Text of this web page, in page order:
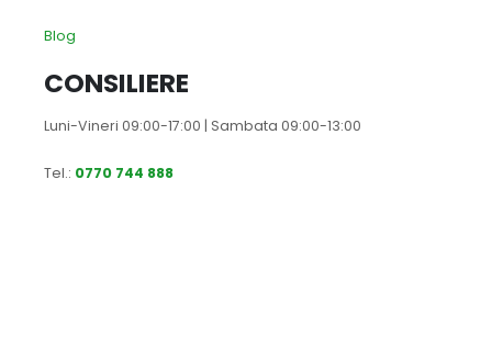
Blog
CONSILIERE
Luni-Vineri 09:00-17:00 | Sambata 09:00-13:00
Tel.: 0770 744 888